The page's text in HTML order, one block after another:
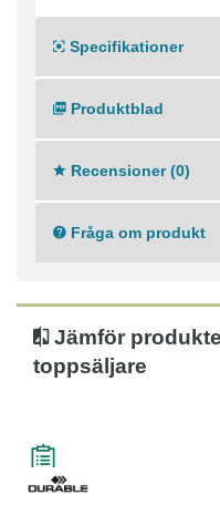
• Vridbar 360 grader
Specifikationer
Produktblad
Recensioner (0)
Fråga om produkt
Jämför
toppsäljare